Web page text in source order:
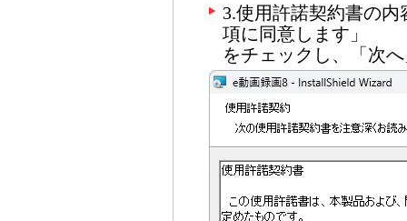
3.使用許諾契約書の
項に同意します」
をチェックし、「次